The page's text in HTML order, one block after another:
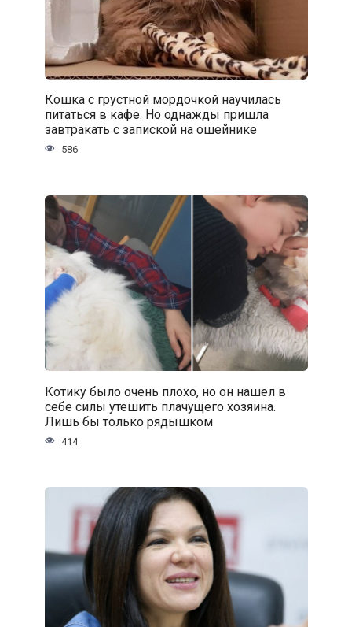
Кошка с грустной мордочкой научилась
питаться в кафе. Но однажды пришла
завтракать с запиской на ошейнике
586
Котику было очень плохо, но он нашел в
себе силы утешить плачущего хозяина.
Лишь бы только рядышком
414